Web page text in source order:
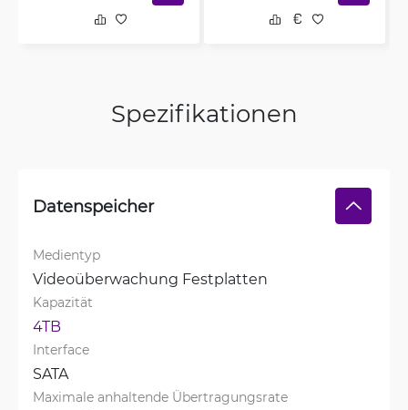
Spezifikationen
Datenspeicher
Medientyp
Videoüberwachung Festplatten
Kapazität
4TB
Interface
SATA
Maximale anhaltende Übertragungsrate